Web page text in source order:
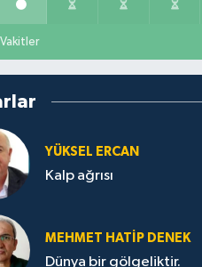
Vakitler
YÜKSEL ERCAN
Kalp ağrısı
MEHMET HATİP DENEK
Dünya bir gölgeliktir.